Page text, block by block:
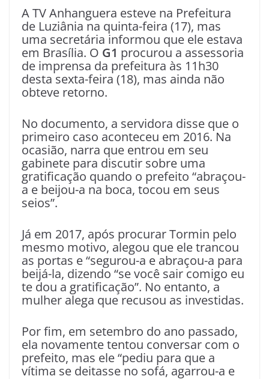
A TV Anhanguera esteve na Prefeitura
de Luziânia na quinta-feira (17), mas
uma secretária informou que ele estava
em Brasília. O G1 procurou a assessoria
de imprensa da prefeitura às 11h30
desta sexta-feira (18), mas ainda não
obteve retorno.
No documento, a servidora disse que o
primeiro caso aconteceu em 2016. Na
ocasião, narra que entrou em seu
gabinete para discutir sobre uma
gratificação quando o prefeito “abraçou-
a e beijou-a na boca, tocou em seus
seios”.
Já em 2017, após procurar Tormin pelo
mesmo motivo, alegou que ele trancou
as portas e “segurou-a e abraçou-a para
beijá-la, dizendo “se você sair comigo eu
te dou a gratificação”. No entanto, a
mulher alega que recusou as investidas.
Por fim, em setembro do ano passado,
ela novamente tentou conversar com o
prefeito, mas ele “pediu para que a
vítima se deitasse no sofá, agarrou-a e